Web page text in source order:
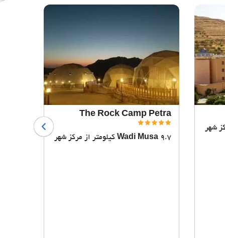
The Rock Camp Petra
Wadi Musa 9.7 کیلومتر از مرکز شهر